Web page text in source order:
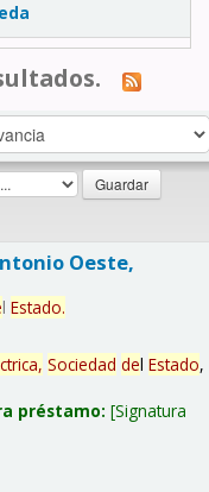
Oeste,
l Estado.
Sociedad del Estado,
préstamo: Signatura